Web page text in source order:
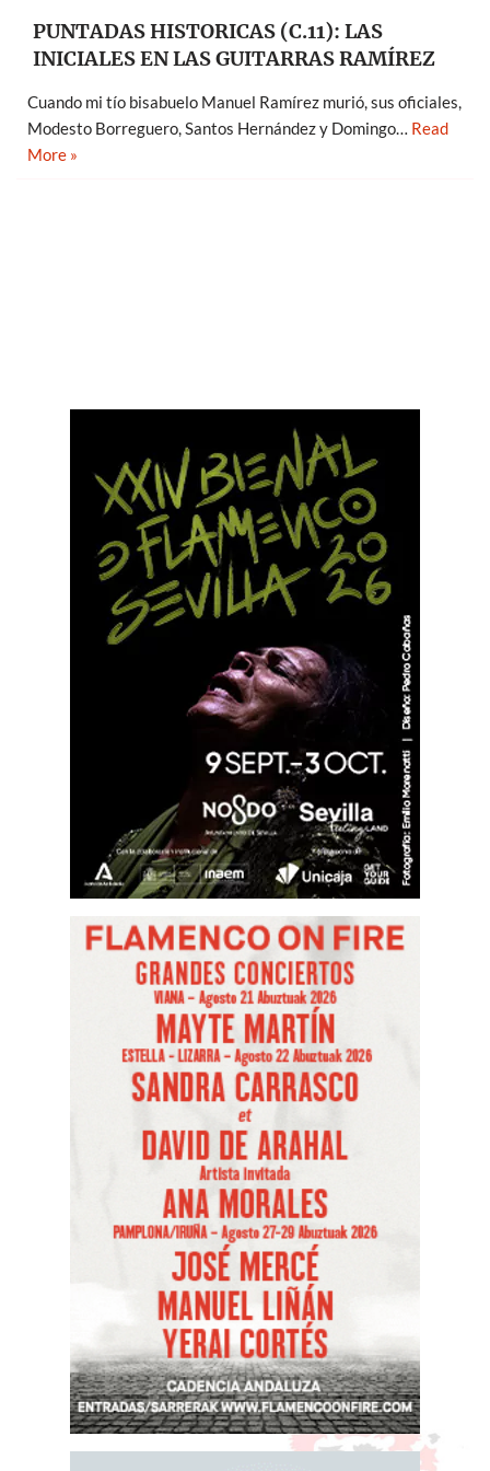
PUNTADAS HISTORICAS (C.11): LAS
INICIALES EN LAS GUITARRAS RAMÍREZ
Cuando mi tío bisabuelo Manuel Ramírez murió, sus oficiales,
Modesto Borreguero, Santos Hernández y Domingo… Read
More »